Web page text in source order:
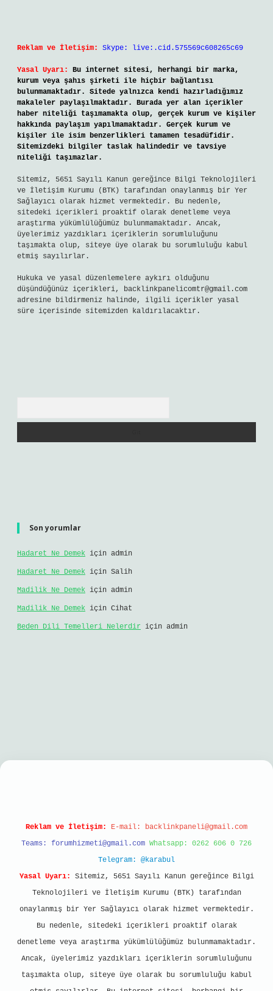
Reklam ve İletişim: Skype: live:.cid.575569c608265c69
Yasal Uyarı:
Bu internet sitesi, herhangi bir marka,
kurum veya şahıs şirketi ile hiçbir bağlantısı
bulunmamaktadır. Sitede yalnızca kendi hazırladığımız
makaleler paylaşılmaktadır. Burada yer alan içerikler
haber niteliği taşımamakta olup, gerçek kurum ve kişiler
hakkında paylaşım yapılmamaktadır. Gerçek kurum ve
kişiler ile isim benzerlikleri tamamen tesadüfidir.
Sitemizdeki bilgiler taslak halindedir ve tavsiye
niteliği taşımazlar.
Sitemiz, 5651 Sayılı Kanun gereğince Bilgi Teknolojileri
ve İletişim Kurumu (BTK) tarafından onaylanmış bir Yer
Sağlayıcı olarak hizmet vermektedir. Bu nedenle,
sitedeki içerikleri proaktif olarak denetleme veya
araştırma yükümlülüğümüz bulunmamaktadır. Ancak,
üyelerimiz yazdıkları içeriklerin sorumluluğunu
taşımakta olup, siteye üye olarak bu sorumluluğu kabul
etmiş sayılırlar.
Hukuka ve yasal düzenlemelere aykırı olduğunu
düşündüğünüz içerikleri, backlinkpanelicomtr@gmail.com
adresine bildirmeniz halinde, ilgili içerikler yasal
süre içerisinde sitemizden kaldırılacaktır.
Son yorumlar
Hadaret Ne Demek için admin
Hadaret Ne Demek için Salih
Madilik Ne Demek için admin
Madilik Ne Demek için Cihat
Beden Dili Temelleri Nelerdir için admin
giriş
Reklam ve İletişim: E-mail: backlinkpaneli@gmail.com
Teams: forumhizmeti@gmail.com Whatsapp: 0262 606 0 726
Telegram: @karabul
Yasal Uyarı:
Sitemiz, 5651 Sayılı Kanun gereğince Bilgi
Teknolojileri ve İletişim Kurumu (BTK) tarafından
onaylanmış bir Yer Sağlayıcı olarak hizmet vermektedir.
Bu nedenle, sitedeki içerikleri proaktif olarak
denetleme veya araştırma yükümlülüğümüz bulunmamaktadır.
Ancak, üyelerimiz yazdıkları içeriklerin sorumluluğunu
taşımakta olup, siteye üye olarak bu sorumluluğu kabul